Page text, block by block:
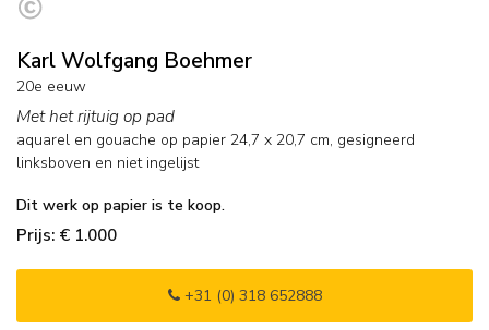
Karl Wolfgang Boehmer
20e eeuw
Met het rijtuig op pad
aquarel en gouache op papier 24,7 x 20,7 cm, gesigneerd
linksboven en niet ingelijst
Dit werk op papier is te koop.
Prijs: € 1.000
+31 (0) 318 652888